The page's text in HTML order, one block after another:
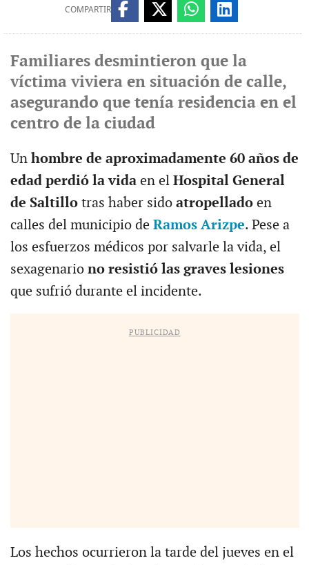
COMPARTIR
Familiares desmintieron que la
víctima viviera en situación de calle,
asegurando que tenía residencia en el
centro de la ciudad
Un hombre de aproximadamente 60 años de
edad perdió la vida en el Hospital General
de Saltillo tras haber sido atropelladoen
calles del municipio de Ramos Arizpe. Pese a
los esfuerzos médicos por salvarle la vida, el
sexagenariono resistió las graves lesiones
que sufrió durante el incidente.
PUBLICIDAD
Los hechos ocurrieron la tarde del jueves en el